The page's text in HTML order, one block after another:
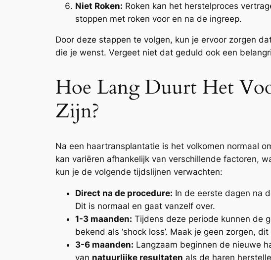
Niet Roken: Roken kan het herstelproces
stoppen met roken voor en na de ingreep.
Door deze stappen te volgen, kun je ervoor zorgen
die je wenst. Vergeet niet dat geduld ook een
Hoe Lang Duurt Het
Zijn?
Na een haartransplantatie is het volkomen normaal
kan variëren afhankelijk van verschillende factoren,
kun je de volgende tijdslijnen verwachten:
Direct na de procedure: In de eerste dagen na
Dit is normaal en gaat vanzelf over.
1-3 maanden: Tijdens deze periode kunnen de
bekend als ‘shock loss’. Maak je geen zorgen,
3-6 maanden: Langzaam beginnen de nieuwe
van natuurlijke resultaten als de haren